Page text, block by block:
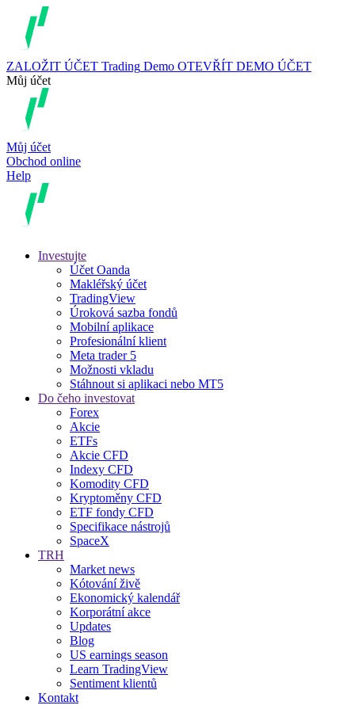
ZALOŽIT ÚČET Trading Demo OTEVŘÍT DEMO ÚČET
Můj účet
Můj účet
Obchod online
Help
Investujte
Účet Oanda
Makléřský účet
TradingView
Úroková sazba fondů
Mobilní aplikace
Profesionální klient
Meta trader 5
Možnosti vkladu
Stáhnout si aplikaci nebo MT5
Do čeho investovat
Forex
Akcie
ETFs
Akcie CFD
Indexy CFD
Komodity CFD
Kryptoměny CFD
ETF fondy CFD
Specifikace nástrojů
SpaceX
TRH
Market news
Kótování živě
Ekonomický kalendář
Korporátní akce
Updates
Blog
US earnings season
Learn TradingView
Sentiment klientů
Kontakt